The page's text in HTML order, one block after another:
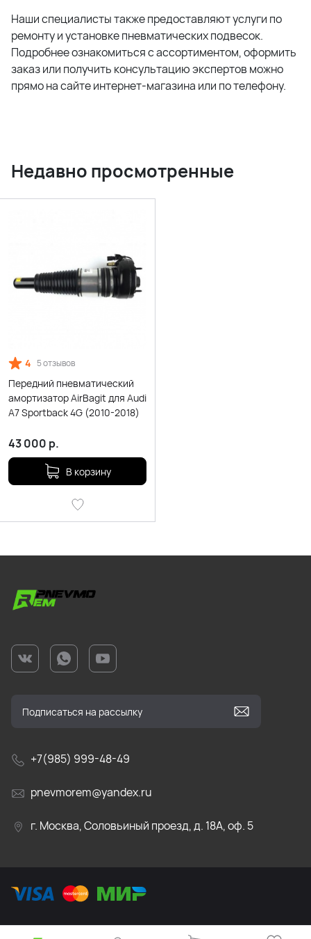
Наши специалисты также предоставляют услуги по
ремонту и установке пневматических подвесок.
Подробнее ознакомиться с ассортиментом, оформить
заказ или получить консультацию экспертов можно
прямо на сайте интернет-магазина или по телефону.
Недавно просмотренные
4 5 отзывов
Передний пневматический
амортизатор AirBagit для Audi
A7 Sportback 4G (2010-2018)
43 000 р.
В корзину
+7(985) 999-48-49
pnevmorem@yandex.ru
г. Москва, Соловьиный проезд, д. 18А, оф. 5